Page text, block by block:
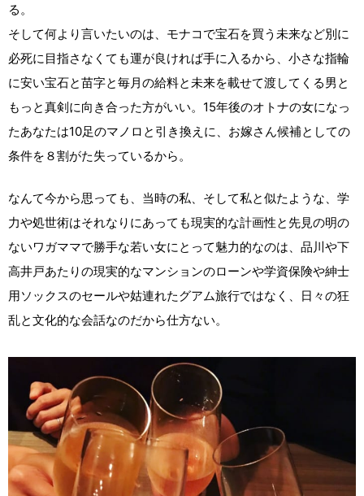
る。
そして何より言いたいのは、モナコで宝石を買う未来など別に
必死に目指さなくても運が良ければ手に入るから、小さな指輪
に安い宝石と苗字と毎月の給料と未来を載せて渡してくる男と
もっと真剣に向き合った方がいい。15年後のオトナの女になっ
たあなたは10足のマノロと引き換えに、お嫁さん候補としての
条件を８割がた失っているから。
なんて今から思っても、当時の私、そして私と似たような、学
力や処世術はそれなりにあっても現実的な計画性と先見の明の
ないワガママで勝手な若い女にとって魅力的なのは、品川や下
高井戸あたりの現実的なマンションのローンや学資保険や紳士
用ソックスのセールや姑連れたグアム旅行ではなく、日々の狂
乱と文化的な会話なのだから仕方ない。